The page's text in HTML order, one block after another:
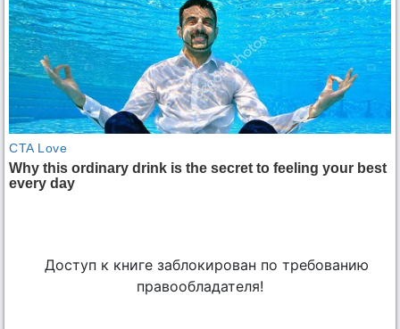
Доступ к книге заблокирован по требованию
правообладателя!